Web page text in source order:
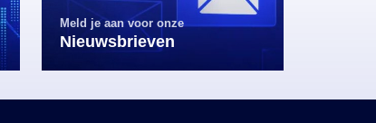
Meld je aan voor onze
Nieuwsbrieven